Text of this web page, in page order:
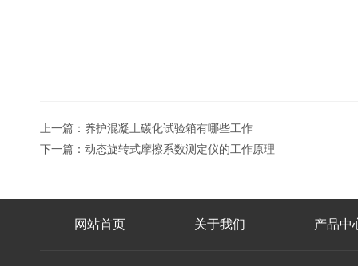
上一篇： 养护混凝土碳化试验箱有哪些工作
下一篇： 动态旋转式摩擦系数测定仪的工作原理
网站首页 关于我们 产品中